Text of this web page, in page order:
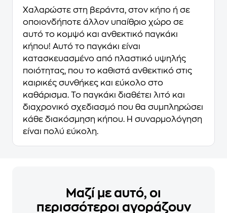
Χαλαρώστε στη βεράντα, στον κήπο ή σε
οποιονδήποτε άλλον υπαίθριο χώρο σε
αυτό το κομψό και ανθεκτικό παγκάκι
κήπου! Αυτό το παγκάκι είναι
κατασκευασμένο από πλαστικό υψηλής
ποιότητας, που το καθιστά ανθεκτικό στις
καιρικές συνθήκες και εύκολο στο
καθάρισμα. Το παγκάκι διαθέτει λιτό και
διαχρονικό σχεδιασμό που θα συμπληρώσει
κάθε διακόσμηση κήπου. Η συναρμολόγηση
είναι πολύ εύκολη.
Μαζί με αυτό, οι
περισσότεροι αγοράζουν